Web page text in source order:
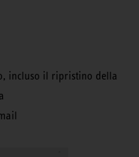
incluso il ripristino della